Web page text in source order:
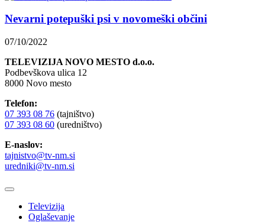
Nevarni potepuški psi v novomeški občini
07/10/2022
TELEVIZIJA NOVO MESTO d.o.o.
Podbevškova ulica 12
8000 Novo mesto
Telefon:
07 393 08 76 (tajništvo)
07 393 08 60 (uredništvo)
E-naslov:
tajnistvo@tv-nm.si
uredniki@tv-nm.si
Televizija
Oglaševanje